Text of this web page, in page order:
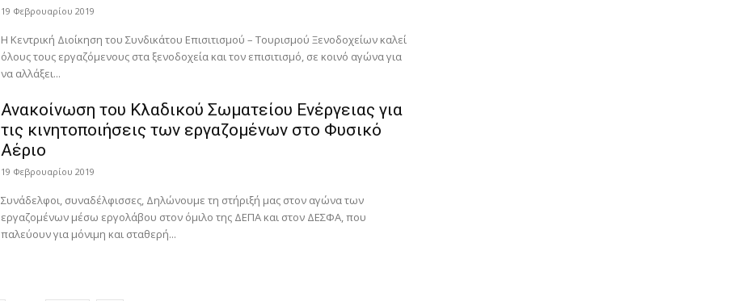
19 Φεβρουαρίου 2019
Η Κεντρική Διοίκηση του Συνδικάτου Επισιτισμού – Τουρισμού Ξενοδοχείων καλεί
όλους τους εργαζόμενους στα ξενοδοχεία και τον επισιτισμό, σε κοινό αγώνα για
να αλλάξει...
Ανακοίνωση του Κλαδικού Σωματείου Ενέργειας για
τις κινητοποιήσεις των εργαζομένων στο Φυσικό
Αέριο
19 Φεβρουαρίου 2019
Συνάδελφοι, συναδέλφισσες, Δηλώνουμε τη στήριξή μας στον αγώνα των
εργαζομένων μέσω εργολάβου στον όμιλο της ΔΕΠΑ και στον ΔΕΣΦΑ, που
παλεύουν για μόνιμη και σταθερή...